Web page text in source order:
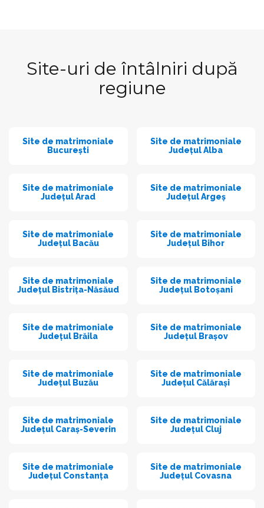
Site-uri de întâlniri după
regiune
Site de matrimoniale
București
Site de matrimoniale
Județul Alba
Site de matrimoniale
Județul Arad
Site de matrimoniale
Județul Argeș
Site de matrimoniale
Județul Bacău
Site de matrimoniale
Județul Bihor
Site de matrimoniale
Județul Bistrița-Năsăud
Site de matrimoniale
Județul Botoșani
Site de matrimoniale
Județul Brăila
Site de matrimoniale
Județul Brașov
Site de matrimoniale
Județul Buzău
Site de matrimoniale
Județul Călărași
Site de matrimoniale
Județul Caraș-Severin
Site de matrimoniale
Județul Cluj
Site de matrimoniale
Județul Constanța
Site de matrimoniale
Județul Covasna